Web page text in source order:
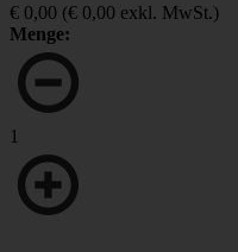
€ 0,00 (€ 0,00 exkl. MwSt.)
Menge:
1